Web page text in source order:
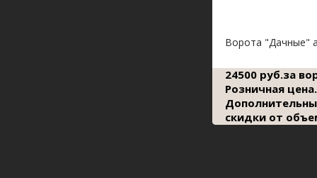
Ворота "Дачные"
24500 руб.за
Розничная цена.
скидки от